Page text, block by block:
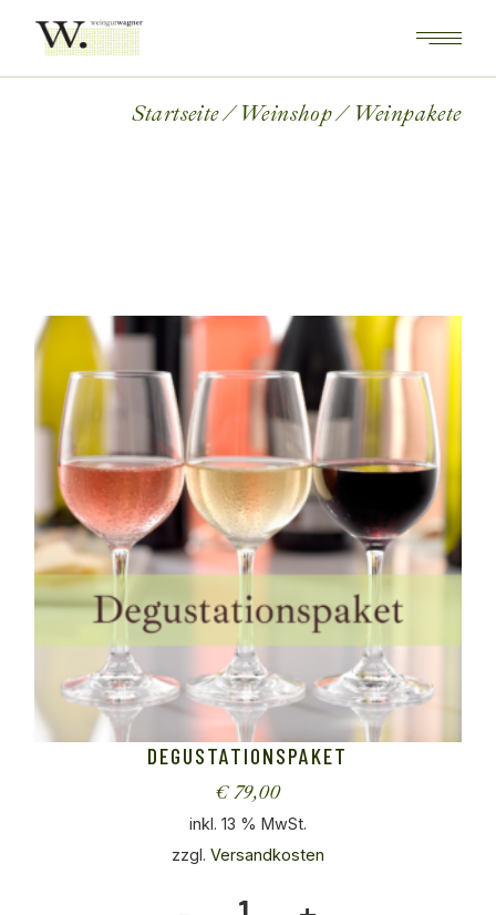
content
Startseite Weinshop Weinpakete
DEGUSTATIONSPAKET
€79,00
inkl. 13 % MwSt.
zzgl. Versandkosten